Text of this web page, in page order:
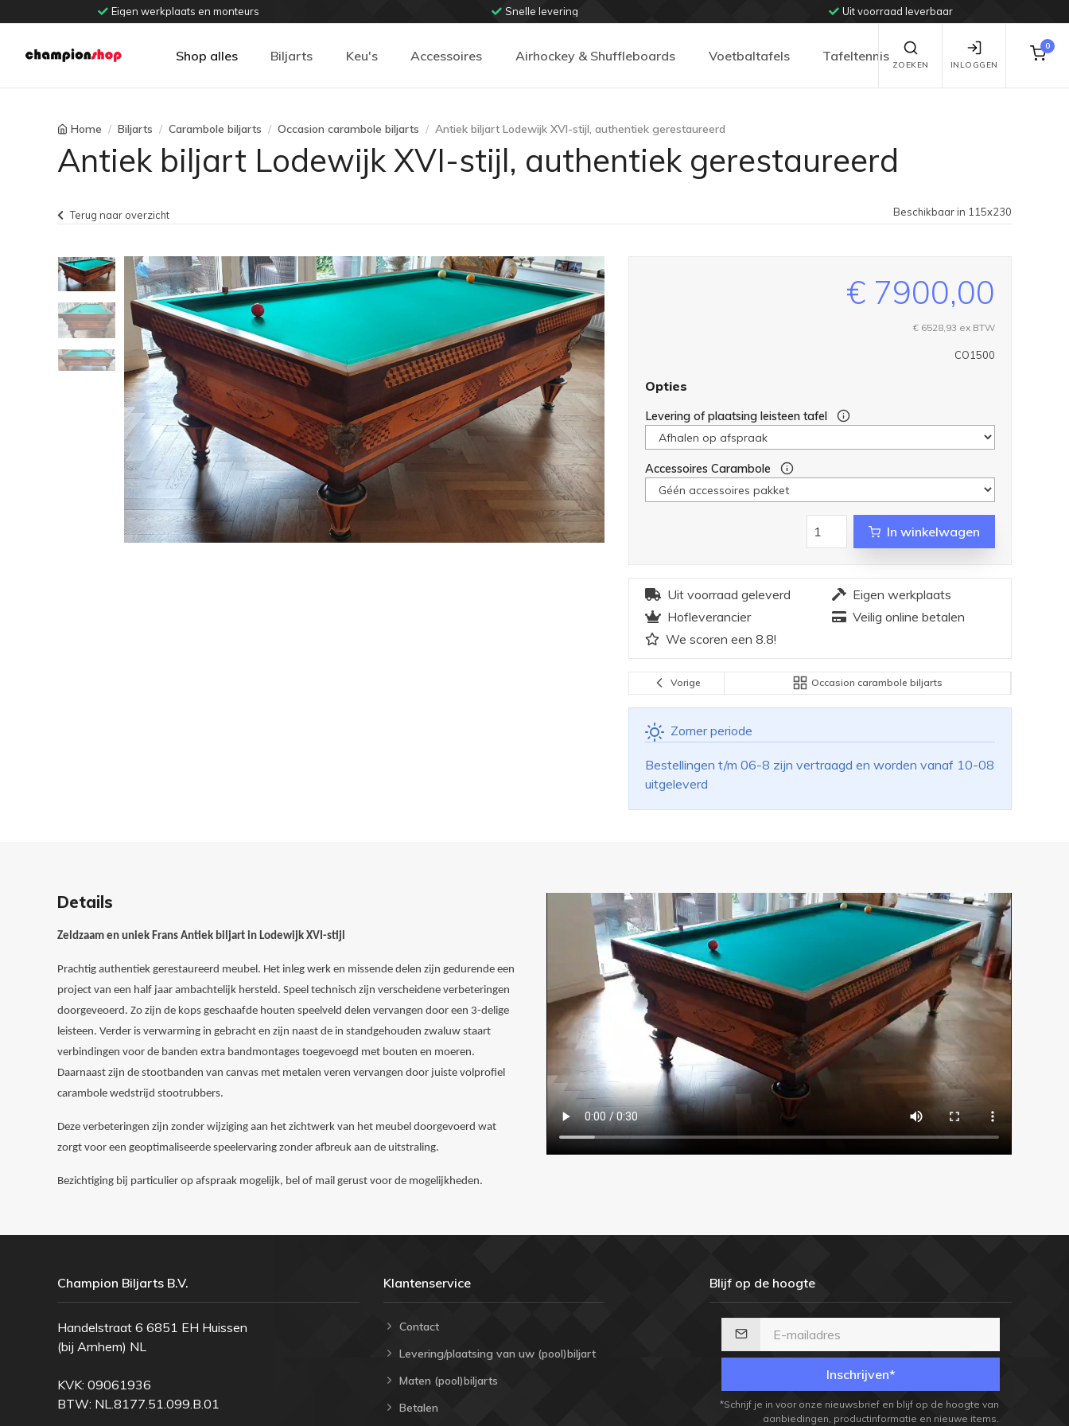
Eigen werkplaats en monteurs Snelle levering Uit voorraad leverbaar
Shop alles Biljarts Keu's Accessoires Airhockey & Shuffleboards Voetbaltafels Tafeltennis
ZOEKEN INLOGGEN
0
Home Biljarts Carambole biljarts Occasion carambole biljarts Antiek biljart Lodewijk XVI-stijl, authentiek gerestaureerd
Antiek biljart Lodewijk XVI-stijl, authentiek gerestaureerd
Terug naar overzicht Beschikbaar in 115x230
€ 7900,00
€ 6528,93 ex BTW
CO1500
Opties
Levering of plaatsing leisteen tafel
Accessoires Carambole
In winkelwagen
Uit voorraad geleverd
Eigen werkplaats
Hofleverancier
Veilig online betalen
We scoren een 8.8!
Vorige Occasion carambole biljarts
Zomer periode
Bestellingen t/m 06-8 zijn vertraagd en worden vanaf 10-08
uitgeleverd
Details
Zeldzaam en uniek Frans Antiek biljart in Lodewijk XVI-stijl
Prachtig authentiek gerestaureerd meubel. Het inleg werk en missende delen zijn gedurende een
project van een half jaar ambachtelijk hersteld. Speel technisch zijn verscheidene verbeteringen
doorgeveoerd. Zo zijn de kops geschaafde houten speelveld delen vervangen door een 3-delige
leisteen. Verder is verwarming in gebracht en zijn naast de in standgehouden zwaluw staart
verbindingen voor de banden extra bandmontages toegevoegd met bouten en moeren.
Daarnaast zijn de stootbanden van canvas met metalen veren vervangen door juiste volprofiel
carambole wedstrijd stootrubbers.
Deze verbeteringen zijn zonder wijziging aan het zichtwerk van het meubel doorgevoerd wat
zorgt voor een geoptimaliseerde speelervaring zonder afbreuk aan de uitstraling.
Bezichtiging bij particulier op afspraak mogelijk, bel of mail gerust voor de mogelijkheden.
Champion Biljarts B.V.
Handelstraat 6 6851 EH Huissen
(bij Arnhem) NL
KVK: 09061936
BTW: NL.8177.51.099.B.01
Klantenservice
Contact
Levering/plaatsing van uw (pool)biljart
Maten (pool)biljarts
Betalen
Blijf op de hoogte
Inschrijven*
*Schrijf je in voor onze nieuwsbrief en blijf op de hoogte van
aanbiedingen, productinformatie en nieuwe items.